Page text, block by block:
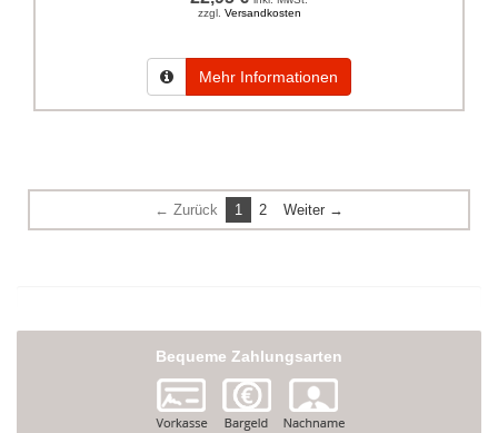
zzgl. Versandkosten
Mehr Informationen
← Zurück 1 2 Weiter →
Bequeme Zahlungsarten